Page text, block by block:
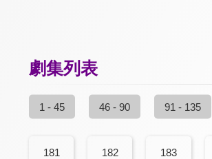
劇集列表
1 - 45 46 - 90 91 - 135
181 182 183